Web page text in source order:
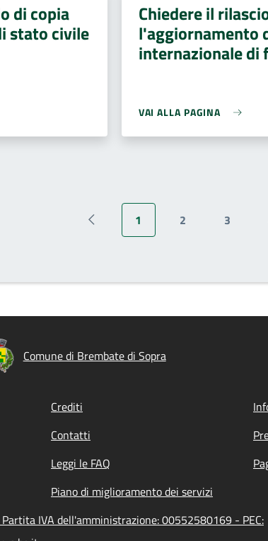
di copia
stato civile
Chiedere il
l'aggiornamento
internazionale di
VAI ALLA PAGINA
Pagina precedente
Pagina attuale
1
Pagina
2
Pagina
3
Comune di Brembate di Sopra
Crediti
Contatti
Leggi le FAQ
Piano di miglioramento dei servizi
IVA dell'amministrazione: 00552580169 - PEC: